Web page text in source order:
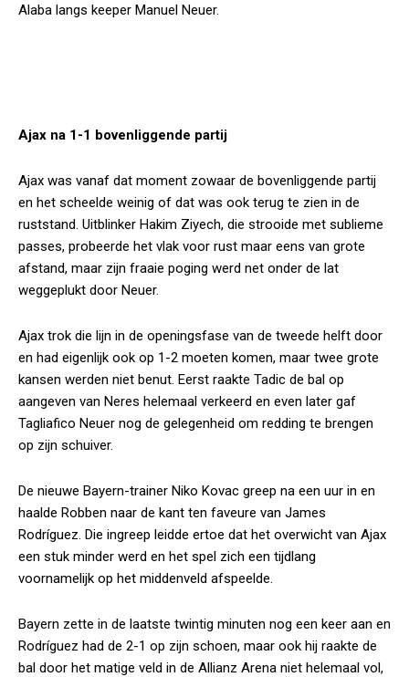
Alaba langs keeper Manuel Neuer.
Ajax na 1-1 bovenliggende partij
Ajax was vanaf dat moment zowaar de bovenliggende partij
en het scheelde weinig of dat was ook terug te zien in de
ruststand. Uitblinker Hakim Ziyech, die strooide met sublieme
passes, probeerde het vlak voor rust maar eens van grote
afstand, maar zijn fraaie poging werd net onder de lat
weggeplukt door Neuer.
Ajax trok die lijn in de openingsfase van de tweede helft door
en had eigenlijk ook op 1-2 moeten komen, maar twee grote
kansen werden niet benut. Eerst raakte Tadic de bal op
aangeven van Neres helemaal verkeerd en even later gaf
Tagliafico Neuer nog de gelegenheid om redding te brengen
op zijn schuiver.
De nieuwe Bayern-trainer Niko Kovac greep na een uur in en
haalde Robben naar de kant ten faveure van James
Rodríguez. Die ingreep leidde ertoe dat het overwicht van Ajax
een stuk minder werd en het spel zich een tijdlang
voornamelijk op het middenveld afspeelde.
Bayern zette in de laatste twintig minuten nog een keer aan en
Rodríguez had de 2-1 op zijn schoen, maar ook hij raakte de
bal door het matige veld in de Allianz Arena niet helemaal vol,